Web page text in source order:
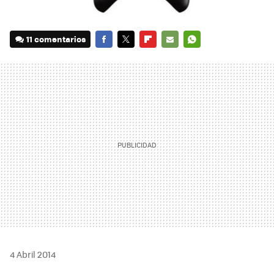
11 comentarios
MAIL
4 Abril 2014